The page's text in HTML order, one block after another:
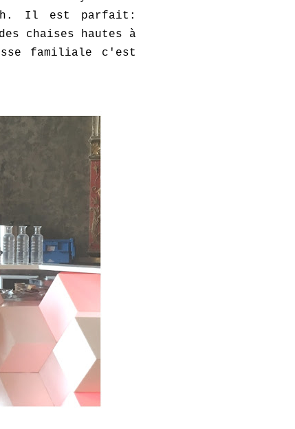
Il est parfait:
chaises hautes à
familiale c'est